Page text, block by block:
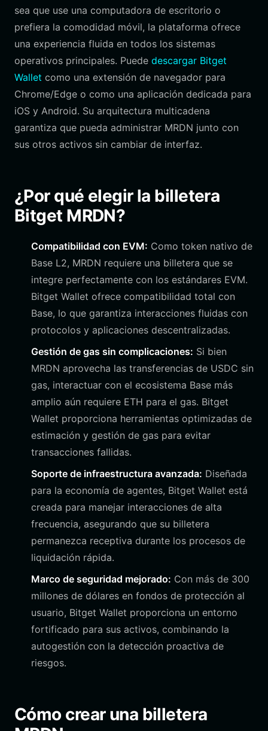
sea que use una computadora de escritorio o
prefiera la comodidad móvil, la plataforma ofrece
una experiencia fluida en todos los sistemas
operativos principales. Puede descargar Bitget
Wallet como una extensión de navegador para
Chrome/Edge o como una aplicación dedicada para
iOS y Android. Su arquitectura multicadena
garantiza que pueda administrar MRDN junto con
sus otros activos sin cambiar de interfaz.
¿Por qué elegir la billetera
Bitget MRDN?
Compatibilidad con EVM: Como token nativo de
Base L2, MRDN requiere una billetera que se
integre perfectamente con los estándares EVM.
Bitget Wallet ofrece compatibilidad total con
Base, lo que garantiza interacciones fluidas con
protocolos y aplicaciones descentralizadas.
Gestión de gas sin complicaciones: Si bien
MRDN aprovecha las transferencias de USDC sin
gas, interactuar con el ecosistema Base más
amplio aún requiere ETH para el gas. Bitget
Wallet proporciona herramientas optimizadas de
estimación y gestión de gas para evitar
transacciones fallidas.
Soporte de infraestructura avanzada: Diseñada
para la economía de agentes, Bitget Wallet está
creada para manejar interacciones de alta
frecuencia, asegurando que su billetera
permanezca receptiva durante los procesos de
liquidación rápida.
Marco de seguridad mejorado: Con más de 300
millones de dólares en fondos de protección al
usuario, Bitget Wallet proporciona un entorno
fortificado para sus activos, combinando la
autogestión con la detección proactiva de
riesgos.
Cómo crear una billetera